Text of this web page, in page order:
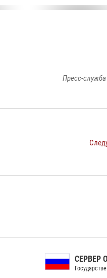
Пресс-служба
СЕРВЕР ОРГАНОВ
Государственной власти РФ